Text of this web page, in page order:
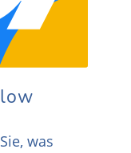
was